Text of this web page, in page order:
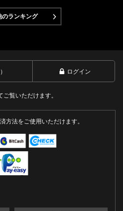
のランキング
ログイン
覧いただけます。
方法をご使用いただけます。